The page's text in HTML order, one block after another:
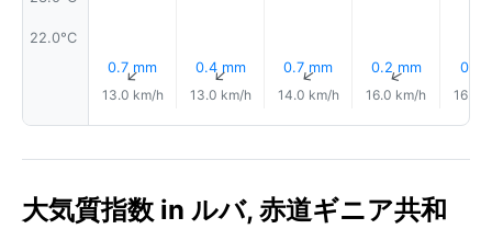
22.0°C
0.7 mm
↑
13.0 km/h
0.4 mm
↑
13.0 km/h
0.7 mm
↑
14.0 km/h
0.2 mm
↑
16.0 km/h
0.1
16.0
大気質指数 in ルバ, 赤道ギニア共和